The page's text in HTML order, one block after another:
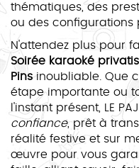
thématiques, des
ou des configurations
N'attendez plus pour
Soirée karaoké
Pinsinoubliable. Que
étape importante ou
l'instant présent, LE
confiance, prêt à
réalité festive et sur
œuvre pour vous